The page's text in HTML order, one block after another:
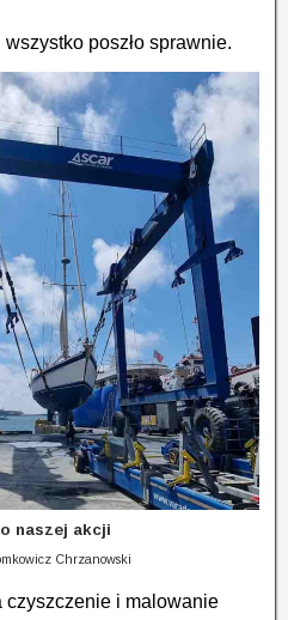
poszło sprawnie.
naszej akcji
Chrzanowski
czyszczenie i malowanie